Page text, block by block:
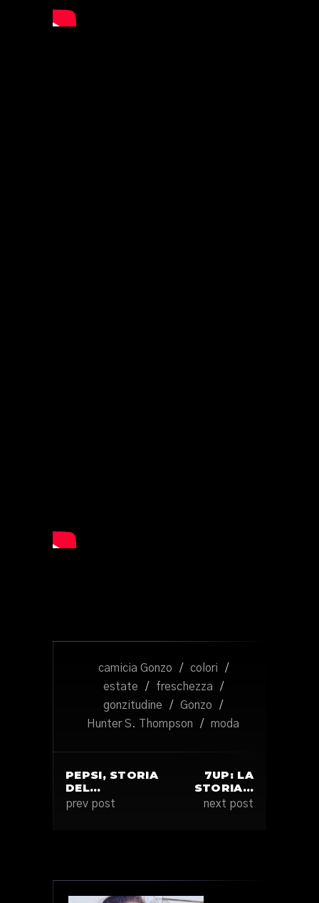
camicia Gonzo / colori
/
estate
/ freschezza
/
gonzitudine
/ Gonzo
/
Hunter S. Thompson
/ moda
PEPSI, STORIA
DEL…
prev post
7UP: LA
STORIA…
next post